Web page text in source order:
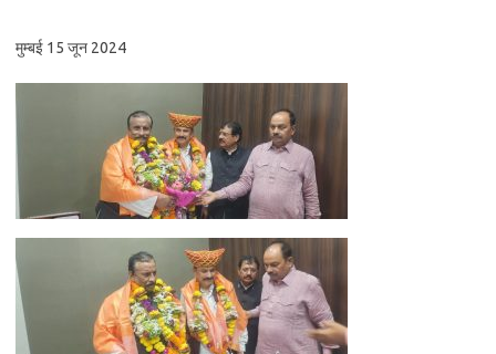
मुम्बई 15 जून 2024